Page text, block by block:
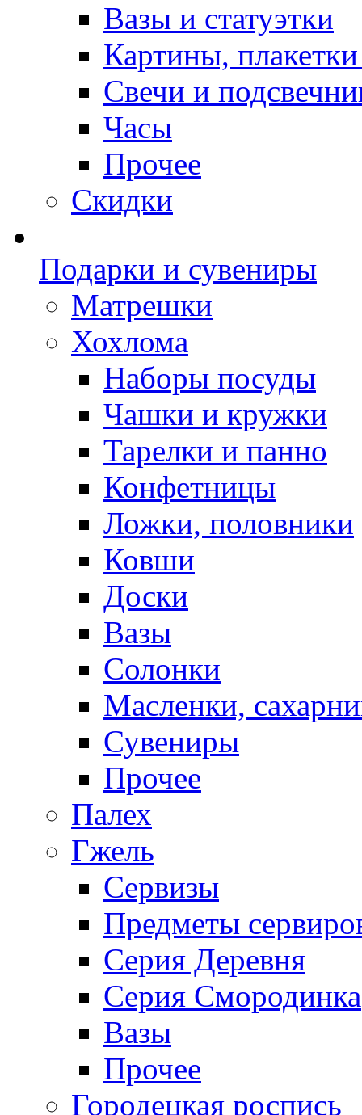
Вазы и статуэтки
Картины,
Свечи и
Часы
Прочее
Скидки
Подарки и сувениры
Матрешки
Хохлома
Наборы посуды
Чашки и кружки
Тарелки и панно
Конфетницы
Ложки, половники
Ковши
Доски
Вазы
Солонки
Масленки,
Сувениры
Прочее
Палех
Гжель
Сервизы
Предметы
Серия Деревня
Серия Смородинка
Вазы
Прочее
Городецкая роспись